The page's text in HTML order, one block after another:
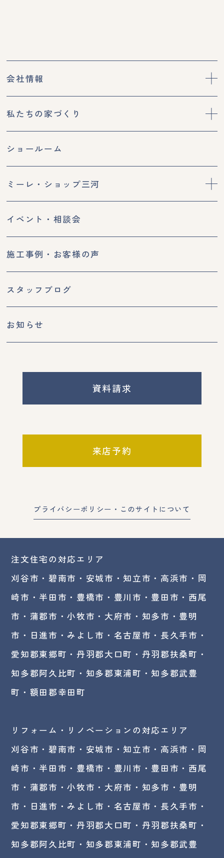
会社情報
私たちの家づくり
ショールーム
ミーレ・ショップ三河
イベント・相談会
施工事例・お客様の声
スタッフブログ
お知らせ
資料請求
来店予約
プライバシーポリシー・このサイトについて
注文住宅の対応エリア
刈谷市・碧南市・ 安城市 ・知立市 ・高浜市・ 岡
崎市 ・半田市・豊橋市・豊川市・豊田市・西尾
市・蒲郡市・小牧市・大府市・知多市・豊明
市・日進市・みよし市・ 名古屋市 ・長久手市・
愛知郡東郷町・丹羽郡大口町・丹羽郡扶桑町・
知多郡阿久比町・知多郡東浦町・知多郡武豊
町・額田郡幸田町
リフォーム・リノベーションの対応エリア
刈谷市・碧南市・ 安城市 ・知立市・高浜市・岡
崎市・半田市・豊橋市・豊川市・豊田市・西尾
市・蒲郡市・小牧市・大府市・知多市・豊明
市・日進市・みよし市・名古屋市・長久手市・
愛知郡東郷町・丹羽郡大口町・丹羽郡扶桑町・
知多郡阿久比町・知多郡東浦町・知多郡武豊